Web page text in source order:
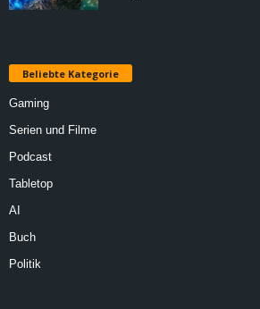
Beliebte Kategorie
Gaming
Serien und Filme
Podcast
Tabletop
AI
Buch
Politik